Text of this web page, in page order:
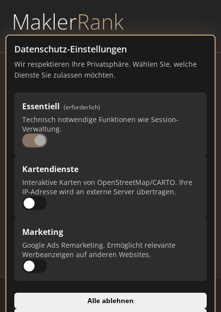
MaklerRank
powered byWAVEPOINT
Datenschutz-Einstellungen
Wir respektieren Ihre Privatsphäre. Wählen Sie, welche
Dienste Sie zulassen möchten.
Essentiell (erforderlich)
Technisch notwendige Funktionen wie Session-
Verwaltung.
Kartendienste
Interaktive Karten von OpenStreetMap/CARTO. Ihre
IP-Adresse wird an externe Server übertragen.
Marketing
Google Ads Remarketing. Ermöglicht relevante
Werbeanzeigen auf anderen Websites.
Alle ablehnen
VR-Immobilien GmbH
vr-immoprofis.de
161
Ist das Ihr Unternehmen?
Verifizieren Sie Ihr Profil, bearbeiten Sie Ihre
Updates.
Profil beanspruchen